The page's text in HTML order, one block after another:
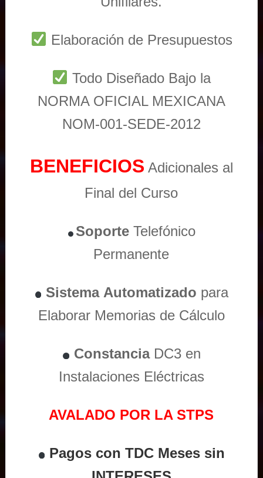
Elaboración de Presupuestos
Todo Diseñado Bajo la
NORMA OFICIAL MEXICANA
NOM-001-SEDE-2012
BENEFICIOS Adicionales al
Final del Curso
Soporte Telefónico
Permanente
Sistema Automatizado para
Elaborar Memorias de Cálculo
ConstanciaDC3 en
Instalaciones Eléctricas
AVALADO POR LA STPS
Pagos con TDC Meses sin